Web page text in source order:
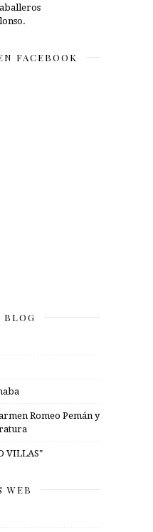
FACEBOOK
BLOG
Romeo Pemán y
VILLAS"
WEB